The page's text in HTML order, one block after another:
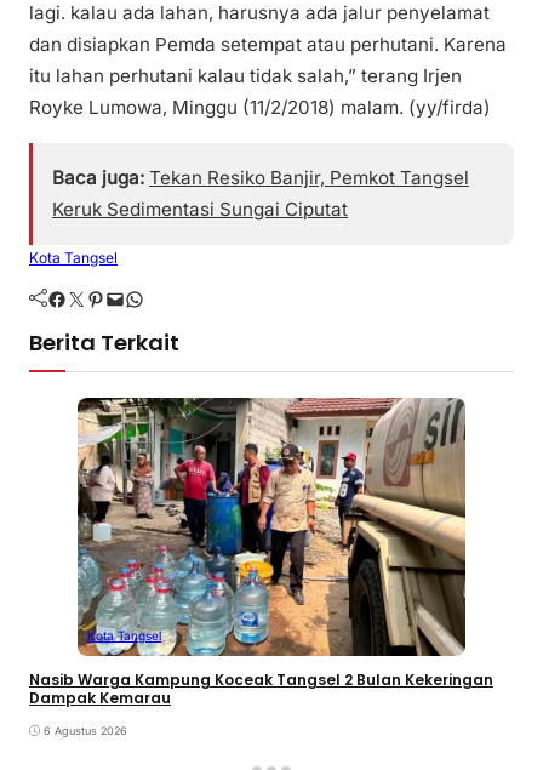
lagi. kalau ada lahan, harusnya ada jalur penyelamat
dan disiapkan Pemda setempat atau perhutani. Karena
itu lahan perhutani kalau tidak salah,” terang Irjen
Royke Lumowa, Minggu (11/2/2018) malam. (yy/firda)
Baca juga: Tekan Resiko Banjir, Pemkot Tangsel
Keruk Sedimentasi Sungai Ciputat
Kota Tangsel
Facebook Twitter Pinterest Mail WhatsApp
Berita Terkait
Kota Tangsel
Nasib Warga Kampung Koceak Tangsel 2 Bulan Kekeringan
Dampak Kemarau
6 Agustus 2026